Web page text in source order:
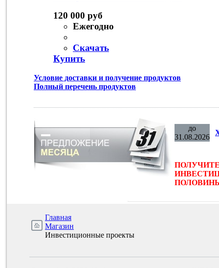
120 000 руб
Ежегодно
Скачать
Купить
Условие доставки и получение продуктов
Полный перечень продуктов
до
31.08.2026
ПОЛОВИНЫ
Главная
Магазин
Инвестиционные проекты